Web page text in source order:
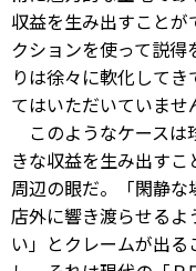
収益を生み出すこと
クションを使って説得
りは徐々に軟化して
てはいただいていませ
このようなケースは
きな収益を生み出す
周辺の眼だ。「閑静
店外に響き渡らせる
い」とクレームが出